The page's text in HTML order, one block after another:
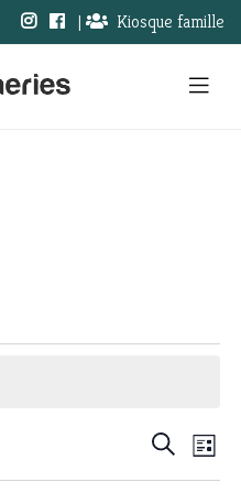
| Kiosque famille
Recherche
de
Liste